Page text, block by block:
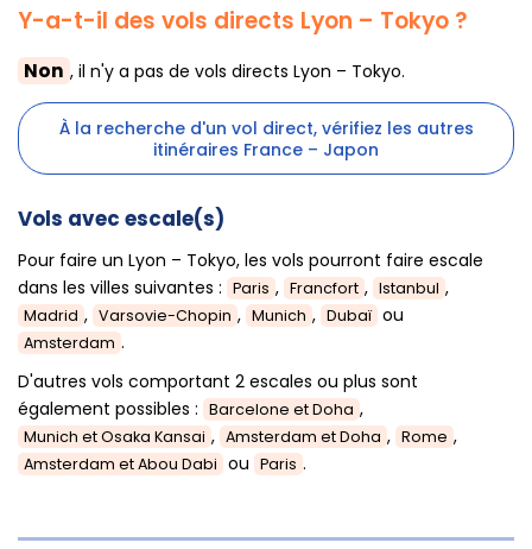
Y-a-t-il des vols directs Lyon – Tokyo ?
Non , il n'y a pas de vols directs Lyon – Tokyo.
À la recherche d'un vol direct, vérifiez les autres
itinéraires France – Japon
Vols avec escale(s)
Pour faire un Lyon – Tokyo, les vols pourront faire escale
dans les villes suivantes : Paris , Francfort , Istanbul ,
Madrid , Varsovie-Chopin , Munich , Dubaï ou
Amsterdam .
D'autres vols comportant 2 escales ou plus sont
également possibles : Barcelone et Doha ,
Munich et Osaka Kansai , Amsterdam et Doha , Rome ,
Amsterdam et Abou Dabi ou Paris .